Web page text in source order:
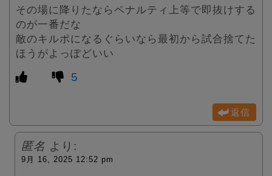
その場に降りたならペナルティ上等で即抜けする
のが一番だな
敵のキルポになるぐらいなら最初から試合捨てた
ほうがよっぽどいい
5
返信
匿名 より:
9月 16, 2025 12:52 pm